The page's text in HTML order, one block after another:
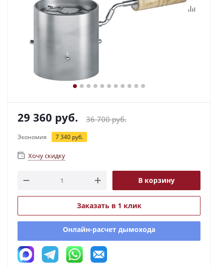
29 360 руб. 36 700руб.
Экономия 7 340 руб.
Хочу скидку
В корзину
Заказать в 1 клик
Онлайн-расчет дымохода